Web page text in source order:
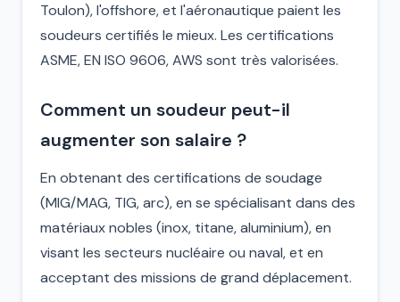
Toulon), l'offshore, et l'aéronautique paient les
soudeurs certifiés le mieux. Les certifications
ASME, EN ISO 9606, AWS sont très valorisées.
Comment un soudeur peut-il
augmenter son salaire ?
En obtenant des certifications de soudage
(MIG/MAG, TIG, arc), en se spécialisant dans des
matériaux nobles (inox, titane, aluminium), en
visant les secteurs nucléaire ou naval, et en
acceptant des missions de grand déplacement.